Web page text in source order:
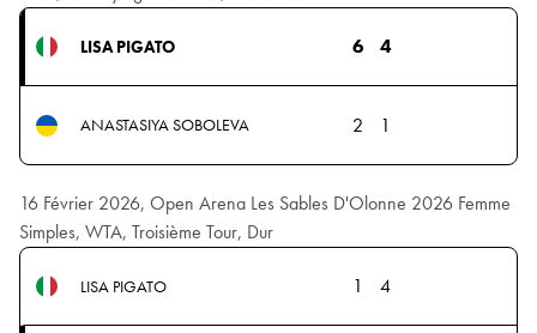
LISA PIGATO 6 4
ANASTASIYA SOBOLEVA 2 1
16 Février 2026, Open Arena Les Sables D'Olonne 2026 Femme
Simples, WTA, Troisième Tour, Dur
LISA PIGATO 1 4